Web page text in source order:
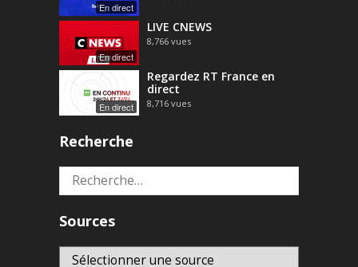
En direct
En direct
LIVE CNEWS
8,766 vues
En direct
Regardez RT France en
direct
8,716 vues
Recherche
Rechercher :
Sources